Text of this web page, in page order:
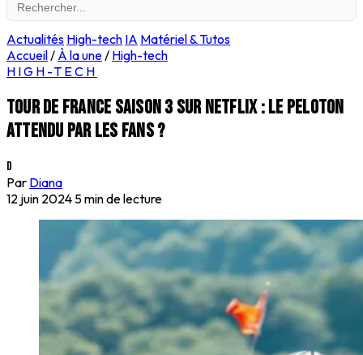
Actualités High-tech IA Matériel & Tutos
Accueil/ À la une/ High-tech
HIGH-TECH
Tour de France saison 3 sur Netflix : le peloton
attendu par les fans ?
D
Par Diana
12 juin 2024 5 min de lecture